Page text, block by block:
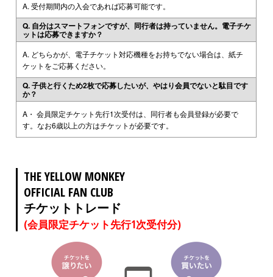
A. 受付期間内の入会であれば応募可能です。
Q. 自分はスマートフォンですが、同行者は持っていません。電子チケ
ットは応募できますか？
A. どちらかが、電子チケット対応機種をお持ちでない場合は、紙チ
ケットをご応募ください。
Q. 子供と行くため2枚で応募したいが、やはり会員でないと駄目です
か？
A・ 会員限定チケット先行1次受付は、同行者も会員登録が必要で
す。なお6歳以上の方はチケットが必要です。
THE YELLOW MONKEY
OFFICIAL FAN CLUB
チケットトレード
(会員限定チケット先行1次受付分)